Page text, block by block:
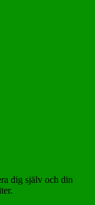
dig själv och din